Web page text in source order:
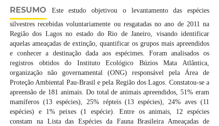
RESUMO Este estudo objetivou o levantamento das espécies
silvestres recebidas voluntariamente ou resgatadas no ano de 2011 na
Região dos Lagos no estado do Rio de Janeiro, visando identificar
aquelas ameaçadas de extinção, quantificar os grupos mais apreendidos
e conhecer a destinação dada aos espécimes. Foram analisados os
registros obtidos do Instituto Ecológico Búzios Mata Atlântica,
organização não governamental (ONG) responsável pela Área de
Proteção Ambiental Pau-Brasil e pela Região dos Lagos. Constatou-se a
apreensão de 181 animais. Do total de animais apreendidos, 51% eram
mamíferos (13 espécies), 25% répteis (13 espécies), 24% aves (11
espécies) e 1% peixes (1 espécie). Entre os animais, 12 espécies
constam na Lista das Espécies da Fauna Brasileira Ameaçadas de